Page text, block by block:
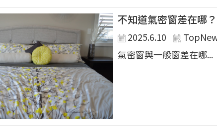
不知道氣密窗差在哪
2025.6.10
氣密窗與一般窗差在哪...